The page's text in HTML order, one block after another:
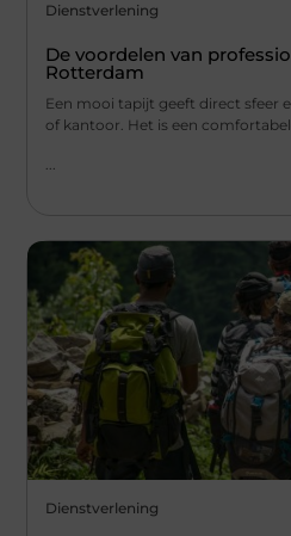
Dienstverlening
De voordelen van
Rotterdam
Een mooi tapijt geeft direct sfeer
of kantoor. Het is een
Dienstverlening